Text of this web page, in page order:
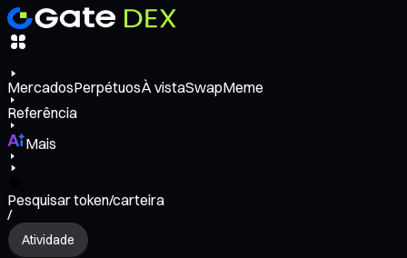
MercadosPerpétuosÀ vistaSwapMeme
Referência
Mais
Pesquisar token/carteira
/
Atividade